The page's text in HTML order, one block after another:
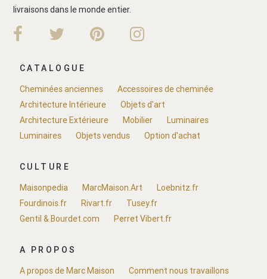
livraisons dans le monde entier.
CATALOGUE
Cheminées anciennes
Accessoires de cheminée
Architecture Intérieure
Objets d'art
Architecture Extérieure
Mobilier
Luminaires
Luminaires
Objets vendus Option d'achat
CULTURE
Maisonpedia
MarcMaison.Art
Loebnitz.fr
Fourdinois.fr
Rivart.fr
Tusey.fr
Gentil & Bourdet.com
Perret Vibert.fr
A PROPOS
A propos de Marc Maison
Comment nous travaillons